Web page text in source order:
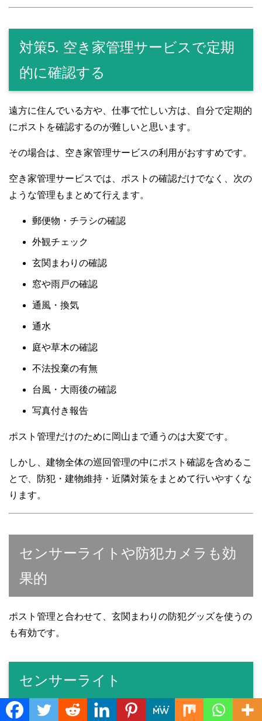
対策5. 空き家管理サービスで定期
的に確認する
遠方に住んでいる方や、仕事で忙しい方は、自分で定期的
にポストを確認するのが難しいと思います。
その場合は、空き家管理サービスの利用がおすすめです。
空き家管理サービスでは、ポストの確認だけでなく、次の
ような管理もまとめて行えます。
郵便物・チラシの確認
外観チェック
玄関まわりの確認
窓や雨戸の確認
通風・換気
通水
庭や草木の確認
不法投棄の有無
台風・大雨後の確認
写真付き報告
ポスト管理だけのために岡山まで通うのは大変です。
しかし、建物全体の巡回管理の中にポスト確認を含めるこ
とで、防犯・建物維持・近隣対策をまとめて行いやすくな
ります。
センサーライトや防犯カメラも効
果的
ポスト管理と合わせて、玄関まわりの防犯グッズを使うの
も有効です。
センサーライト
人が近づくと点灯するライトです。 Translate »